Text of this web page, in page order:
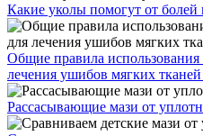
Какие уколы помогут от болей
Общие правила
лечения ушибов мягких
Рассасывающие мази от